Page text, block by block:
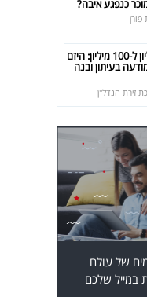
כנפגע איבה?
ממינוס מיליון ל-100 מיליון: היזם
בעיתון ובנה
זירת הנדל"ן
של עולם
במייל שלכם